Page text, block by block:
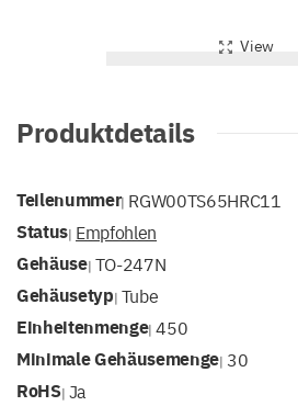
View
Produktdetails
Teilenummer| RGW00TS65HRC11
Status| Empfohlen
Gehäuse| TO-247N
Gehäusetyp| Tube
Einheitenmenge|450
Minimale Gehäusemenge| 30
RoHS| Ja